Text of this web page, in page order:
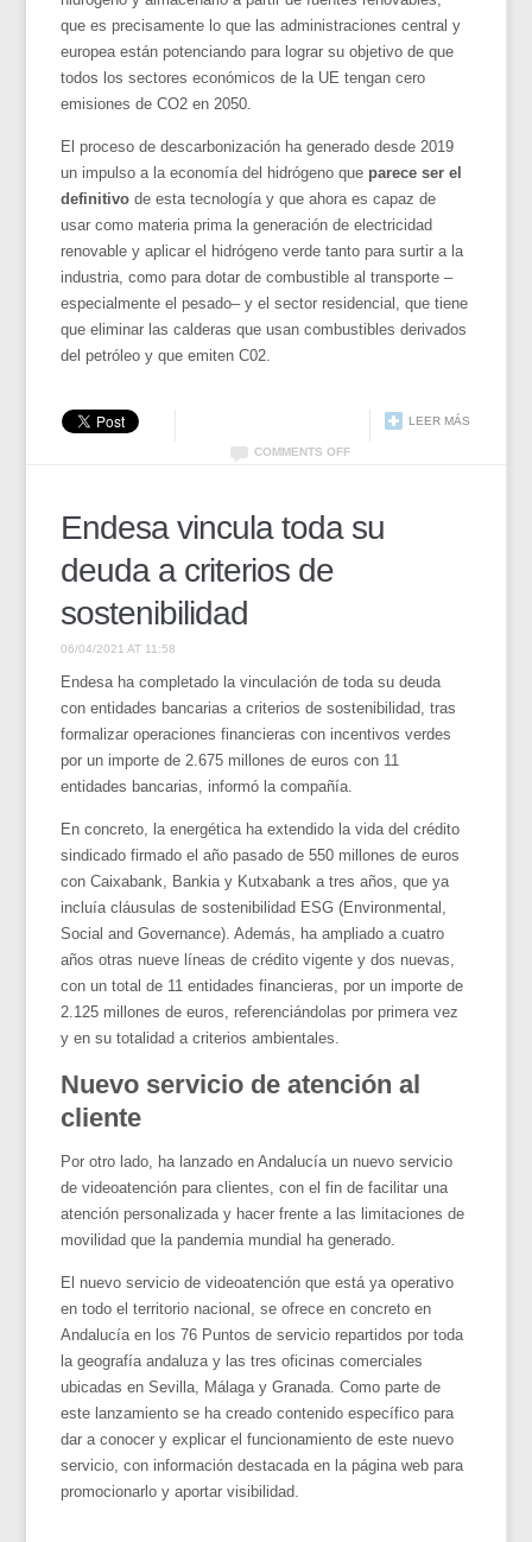
que es precisamente lo que las administraciones central y
europea están potenciando para lograr su objetivo de que
todos los sectores económicos de la UE tengan cero
emisiones de CO2 en 2050.
El proceso de descarbonización ha generado desde 2019
un impulso a la economía del hidrógeno que parece ser el
definitivo de esta tecnología y que ahora es capaz de
usar como materia prima la generación de electricidad
renovable y aplicar el hidrógeno verde tanto para surtir a la
industria, como para dotar de combustible al transporte –
especialmente el pesado– y el sector residencial, que tiene
que eliminar las calderas que usan combustibles derivados
del petróleo y que emiten C02.
LEER MÁS
COMMENTS OFF
Endesa vincula toda su
deuda a criterios de
sostenibilidad
06/04/2021 AT 11:58
Endesa ha completado la vinculación de toda su deuda
con entidades bancarias a criterios de sostenibilidad, tras
formalizar operaciones financieras con incentivos verdes
por un importe de 2.675 millones de euros con 11
entidades bancarias, informó la compañía.
En concreto, la energética ha extendido la vida del crédito
sindicado firmado el año pasado de 550 millones de euros
con Caixabank, Bankia y Kutxabank a tres años, que ya
incluía cláusulas de sostenibilidad ESG (Environmental,
Social and Governance). Además, ha ampliado a cuatro
años otras nueve líneas de crédito vigente y dos nuevas,
con un total de 11 entidades financieras, por un importe de
2.125 millones de euros, referenciándolas por primera vez
y en su totalidad a criterios ambientales.
Nuevo servicio de atención al
cliente
Por otro lado, ha lanzado en Andalucía un nuevo servicio
de videoatención para clientes, con el fin de facilitar una
atención personalizada y hacer frente a las limitaciones de
movilidad que la pandemia mundial ha generado.
El nuevo servicio de videoatención que está ya operativo
en todo el territorio nacional, se ofrece en concreto en
Andalucía en los 76 Puntos de servicio repartidos por toda
la geografía andaluza y las tres oficinas comerciales
ubicadas en Sevilla, Málaga y Granada. Como parte de
este lanzamiento se ha creado contenido específico para
dar a conocer y explicar el funcionamiento de este nuevo
servicio, con información destacada en la página web para
promocionarlo y aportar visibilidad.